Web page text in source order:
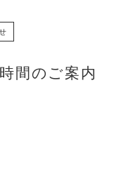
間のご案内